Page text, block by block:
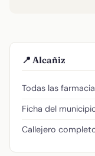
📍 Alcañiz
Todas las
Ficha del
Callejero